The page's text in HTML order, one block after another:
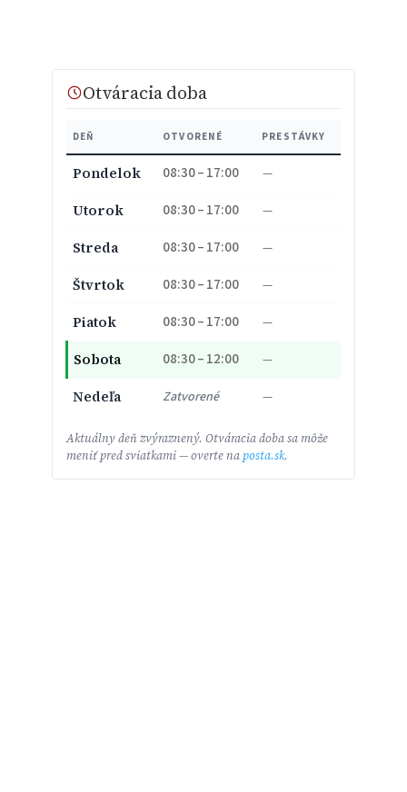
Otváracia doba
DEŇ OTVORENÉ PRESTÁVKY
Pondelok 08:30 – 17:00 —
Utorok 08:30 – 17:00 —
Streda 08:30 – 17:00 —
Štvrtok 08:30 – 17:00 —
Piatok 08:30 – 17:00 —
Sobota 08:30 – 12:00 —
Nedeľa Zatvorené —
Aktuálny deň zvýraznený. Otváracia doba sa môže
meniť pred sviatkami — overte naposta.sk.